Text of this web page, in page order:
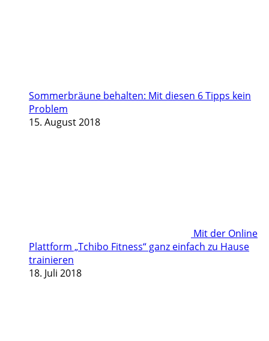
Sommerbräune behalten: Mit diesen 6 Tipps kein
Problem
15. August 2018
Mit der Online
Plattform „Tchibo Fitness“ ganz einfach zu Hause
trainieren
18. Juli 2018